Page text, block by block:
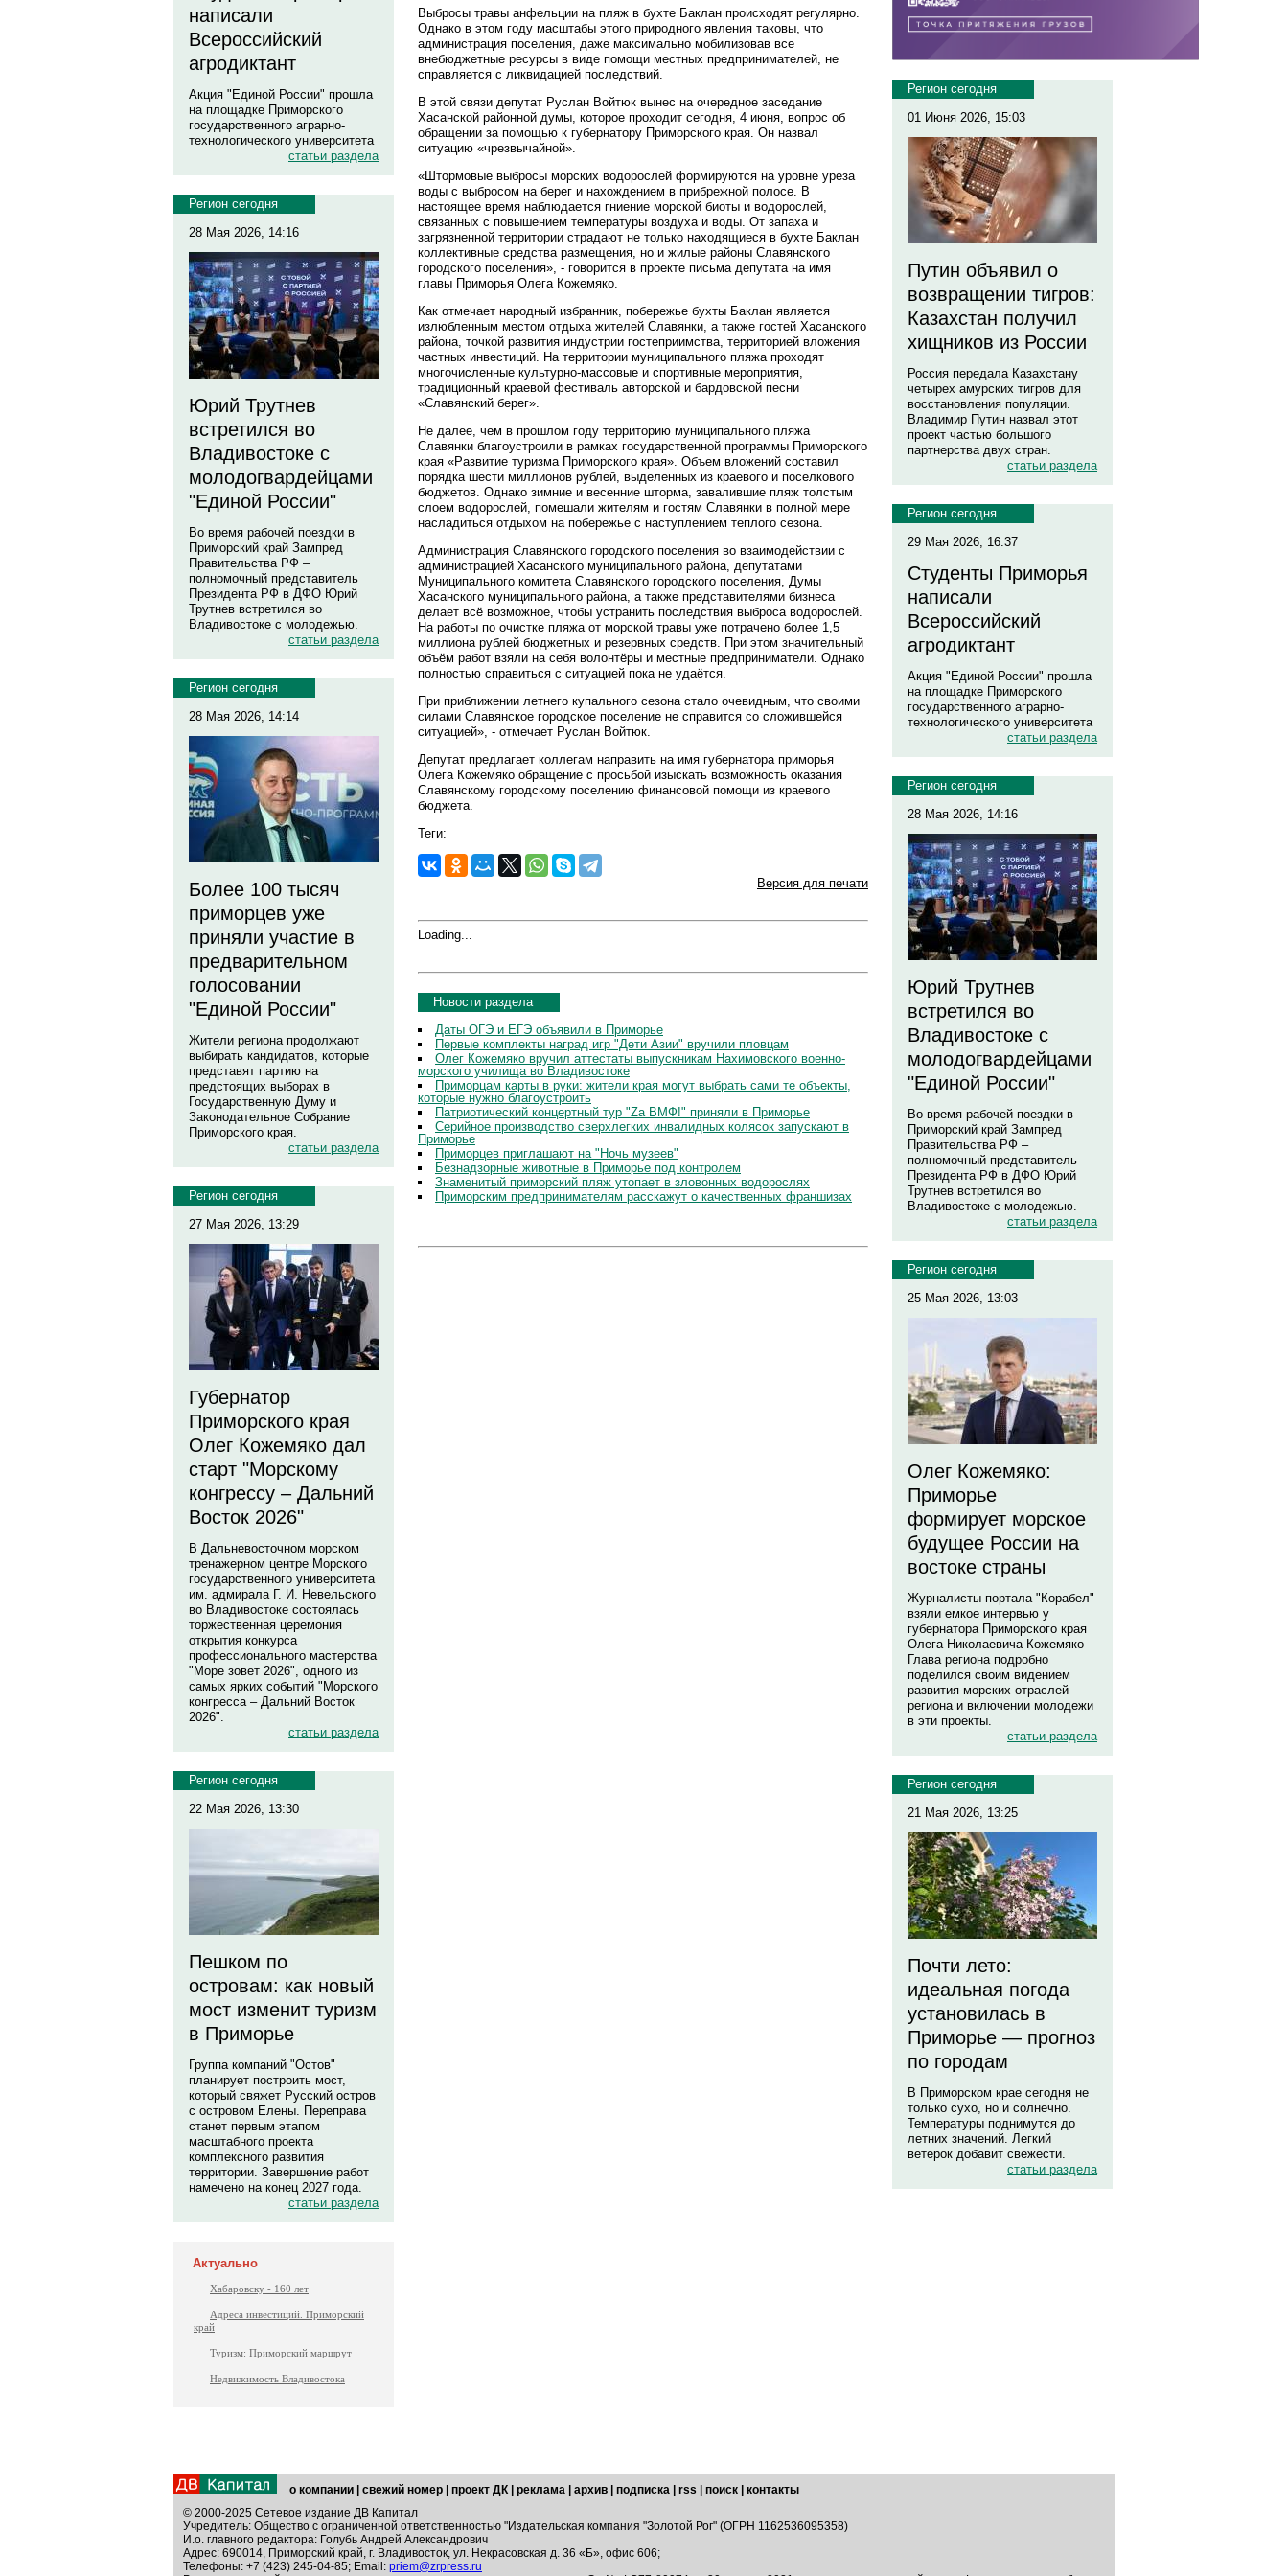
написали
Всероссийский
агродиктант
Акция "Единой России" прошла
на площадке Приморского
государственного аграрно-
технологического университета
статьи раздела
Регион сегодня
28 Мая 2026, 14:16
Юрий Трутнев
встретился во
Владивостоке с
молодогвардейцами
"Единой России"
Во время рабочей поездки в
Приморский край Зампред
Правительства РФ –
полномочный представитель
Президента РФ в ДФО Юрий
Трутнев встретился во
Владивостоке с молодежью.
статьи раздела
Регион сегодня
28 Мая 2026, 14:14
Более 100 тысяч
приморцев уже
приняли участие в
предварительном
голосовании
"Единой России"
Жители региона продолжают
выбирать кандидатов, которые
представят партию на
предстоящих выборах в
Государственную Думу и
Законодательное Собрание
Приморского края.
статьи раздела
Регион сегодня
27 Мая 2026, 13:29
Губернатор
Приморского края
Олег Кожемяко дал
старт "Морскому
конгрессу – Дальний
Восток 2026"
В Дальневосточном морском
тренажерном центре Морского
государственного университета
им. адмирала Г. И. Невельского
во Владивостоке состоялась
торжественная церемония
открытия конкурса
профессионального мастерства
"Море зовет 2026", одного из
самых ярких событий "Морского
конгресса – Дальний Восток
2026".
статьи раздела
Регион сегодня
22 Мая 2026, 13:30
Пешком по
островам: как новый
мост изменит туризм
в Приморье
Группа компаний "Остов"
планирует построить мост,
который свяжет Русский остров
с островом Елены. Переправа
станет первым этапом
масштабного проекта
комплексного развития
территории. Завершение работ
намечено на конец 2027 года.
статьи раздела
Актуально
Хабаровску - 160 лет
Адреса инвестиций. Приморский
край
Туризм: Приморский маршрут
Недвижимость Владивостока
Выбросы травы анфельции на пляж в бухте Баклан происходят регулярно.
Однако в этом году масштабы этого природного явления таковы, что
администрация поселения, даже максимально мобилизовав все
внебюджетные ресурсы в виде помощи местных предпринимателей, не
справляется с ликвидацией последствий.
В этой связи депутат Руслан Войтюк вынес на очередное заседание
Хасанской районной думы, которое проходит сегодня, 4 июня, вопрос об
обращении за помощью к губернатору Приморского края. Он назвал
ситуацию «чрезвычайной».
«Штормовые выбросы морских водорослей формируются на уровне уреза
воды с выбросом на берег и нахождением в прибрежной полосе. В
настоящее время наблюдается гниение морской биоты и водорослей,
связанных с повышением температуры воздуха и воды. От запаха и
загрязненной территории страдают не только находящиеся в бухте Баклан
коллективные средства размещения, но и жилые районы Славянского
городского поселения», - говорится в проекте письма депутата на имя
главы Приморья Олега Кожемяко.
Как отмечает народный избранник, побережье бухты Баклан является
излюбленным местом отдыха жителей Славянки, а также гостей Хасанского
района, точкой развития индустрии гостеприимства, территорией вложения
частных инвестиций. На территории муниципального пляжа проходят
многочисленные культурно-массовые и спортивные мероприятия,
традиционный краевой фестиваль авторской и бардовской песни
«Славянский берег».
Не далее, чем в прошлом году территорию муниципального пляжа
Славянки благоустроили в рамках государственной программы Приморского
края «Развитие туризма Приморского края». Объем вложений составил
порядка шести миллионов рублей, выделенных из краевого и поселкового
бюджетов. Однако зимние и весенние шторма, завалившие пляж толстым
слоем водорослей, помешали жителям и гостям Славянки в полной мере
насладиться отдыхом на побережье с наступлением теплого сезона.
Администрация Славянского городского поселения во взаимодействии с
администрацией Хасанского муниципального района, депутатами
Муниципального комитета Славянского городского поселения, Думы
Хасанского муниципального района, а также представителями бизнеса
делает всё возможное, чтобы устранить последствия выброса водорослей.
На работы по очистке пляжа от морской травы уже потрачено более 1,5
миллиона рублей бюджетных и резервных средств. При этом значительный
объём работ взяли на себя волонтёры и местные предприниматели. Однако
полностью справиться с ситуацией пока не удаётся.
При приближении летнего купального сезона стало очевидным, что своими
силами Славянское городское поселение не справится со сложившейся
ситуацией», - отмечает Руслан Войтюк.
Депутат предлагает коллегам направить на имя губернатора приморья
Олега Кожемяко обращение с просьбой изыскать возможность оказания
Славянскому городскому поселению финансовой помощи из краевого
бюджета.
Теги:
Версия для печати
Loading...
Новости раздела
Даты ОГЭ и ЕГЭ объявили в Приморье
Первые комплекты наград игр "Дети Азии" вручили пловцам
Олег Кожемяко вручил аттестаты выпускникам Нахимовского военно-
морского училища во Владивостоке
Приморцам карты в руки: жители края могут выбрать сами те объекты,
которые нужно благоустроить
Патриотический концертный тур "Zа ВМФ!" приняли в Приморье
Серийное производство сверхлегких инвалидных колясок запускают в
Приморье
Приморцев приглашают на "Ночь музеев"
Безнадзорные животные в Приморье под контролем
Знаменитый приморский пляж утопает в зловонных водорослях
Приморским предпринимателям расскажут о качественных франшизах
Регион сегодня
01 Июня 2026, 15:03
Путин объявил о
возвращении тигров:
Казахстан получил
хищников из России
Россия передала Казахстану
четырех амурских тигров для
восстановления популяции.
Владимир Путин назвал этот
проект частью большого
партнерства двух стран.
статьи раздела
Регион сегодня
29 Мая 2026, 16:37
Студенты Приморья
написали
Всероссийский
агродиктант
Акция "Единой России" прошла
на площадке Приморского
государственного аграрно-
технологического университета
статьи раздела
Регион сегодня
28 Мая 2026, 14:16
Юрий Трутнев
встретился во
Владивостоке с
молодогвардейцами
"Единой России"
Во время рабочей поездки в
Приморский край Зампред
Правительства РФ –
полномочный представитель
Президента РФ в ДФО Юрий
Трутнев встретился во
Владивостоке с молодежью.
статьи раздела
Регион сегодня
25 Мая 2026, 13:03
Олег Кожемяко:
Приморье
формирует морское
будущее России на
востоке страны
Журналисты портала "Корабел"
взяли емкое интервью у
губернатора Приморского края
Олега Николаевича Кожемяко
Глава региона подробно
поделился своим видением
развития морских отраслей
региона и включении молодежи
в эти проекты.
статьи раздела
Регион сегодня
21 Мая 2026, 13:25
Почти лето:
идеальная погода
установилась в
Приморье — прогноз
по городам
В Приморском крае сегодня не
только сухо, но и солнечно.
Температуры поднимутся до
летних значений. Легкий
ветерок добавит свежести.
статьи раздела
о компании свежий номер проект ДК реклама архив подписка rss поиск
контакты
© 2000-2025 Сетевое издание ДВ Капитал
Учредитель: Общество с ограниченной ответственностью "Издательская компания "Золотой Рог" (ОГРН 1162536095358)
И.о. главного редактора: Голубь Андрей Александрович
Адрес: 690014, Приморский край, г. Владивосток, ул. Некрасовская д. 36 «Б», офис 606;
Телефоны: +7 (423) 245-04-85; Email: priem@zrpress.ru